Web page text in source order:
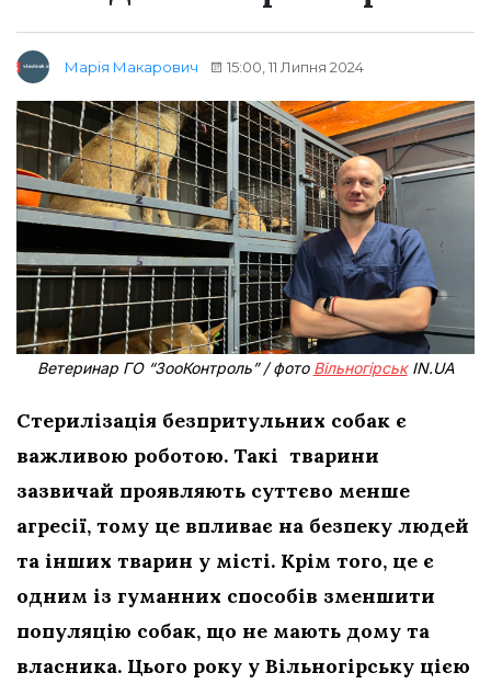
Марія Макарович 15:00, 11 Липня 2024
Ветеринар ГО “ЗооКонтроль” / фото ВільногірськIN.UA
Стерилізація безпритульних собак є
важливою роботою. Такі тварини
зазвичай проявляють суттєво менше
агресії, тому це впливає на безпеку людей
та інших тварин у місті. Крім того, це є
одним із гуманних способів зменшити
популяцію собак, що не мають дому та
власника. Цього року у Вільногірську цією